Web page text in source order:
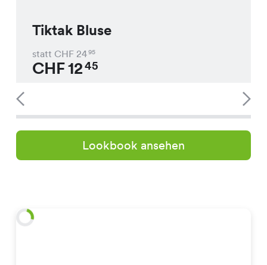
Tiktak Bluse
statt CHF 2495
CHF1245
Lookbook ansehen